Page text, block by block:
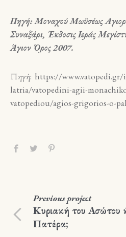
Πηγή:Μοναχού Μωϋσέως
Συναξάρι, Έκδοσις Ιεράς
Άγιον Όρος 2007.
Πηγή: https://
latria/vatopedini-agii-
vatopediou/agios-grigorios-o-
Previousproject
Κυριακή του Ασώτου
Πατέρα;